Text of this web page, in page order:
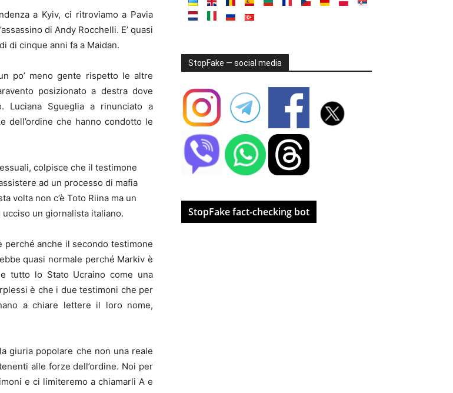
a Kyiv, ci ritroviamo a Pavia
di Andy Rocchelli. E’ quasi
di cinque anni fa a Maidan.
po’ meno gente rispetto le altre
posizionato a destra dove
Luciana Sgueglia a rinunciato a
dell’ordine che hanno condotto le
colpisce che il testimone
ad un processo di mafia
volta non c’è Toto Riina ma un
un giornalista italiano.
perché anche il secondo testimone
quasi normale perché Markiv è
tutto lo Stato Ucraino come una
è che i due testimoni che per
a chiare lettere il loro nome,
giuria popolare che non una reale
alle forze dell’ordine. Noi per
e ci limiteremo a chiamarli A e
StopFake — social media
StopFake fact-checking bot